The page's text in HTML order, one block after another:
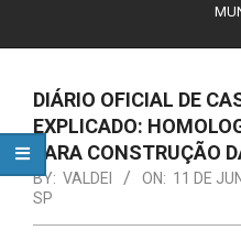
DIÁRIO OFICIAL DE
EXPLICADO:
PARA CONSTRUÇÃO
BY: VALDEI ON: 11 DE
SP